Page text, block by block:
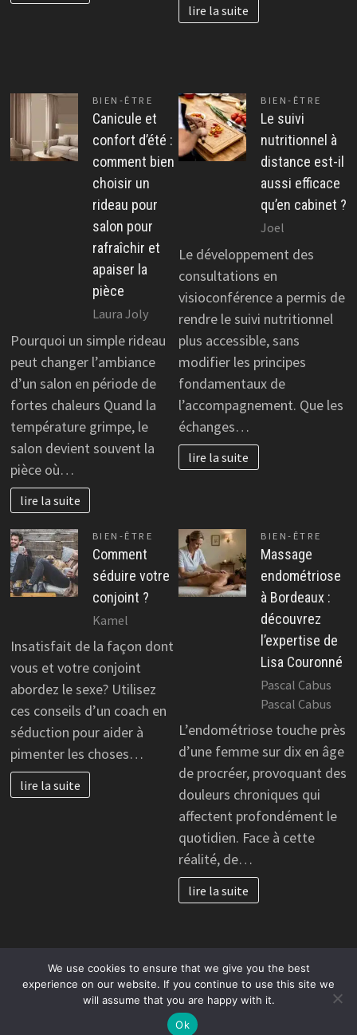
lire la suite
BIEN-ÊTRE
Canicule et
confort d’été :
comment bien
choisir un
rideau pour
salon pour
rafraîchir et
apaiser la
pièce
Laura Joly
Pourquoi un simple rideau
peut changer l’ambiance
d’un salon en période de
fortes chaleurs Quand la
température grimpe, le
salon devient souvent la
pièce où…
lire la suite
BIEN-ÊTRE
Le suivi
nutritionnel à
distance est-il
aussi efficace
qu’en cabinet ?
Joel
Le développement des
consultations en
visioconférence a permis de
rendre le suivi nutritionnel
plus accessible, sans
modifier les principes
fondamentaux de
l’accompagnement. Que les
échanges…
lire la suite
BIEN-ÊTRE
Comment
séduire votre
conjoint ?
Kamel
Insatisfait de la façon dont
vous et votre conjoint
abordez le sexe? Utilisez
ces conseils d’un coach en
séduction pour aider à
pimenter les choses…
lire la suite
BIEN-ÊTRE
Massage
endométriose
à Bordeaux :
découvrez
l’expertise de
Lisa Couronné
Pascal Cabus
Pascal Cabus
L’endométriose touche près
d’une femme sur dix en âge
de procréer, provoquant des
douleurs chroniques qui
affectent profondément le
quotidien. Face à cette
réalité, de…
lire la suite
Copyright © 2026cc-vallée auge située dans le département
du Calvados et la région Normandie. . Alimenté par
WordPress
We use cookies to ensure that we give you the best
experience on our website. If you continue to use this site we
will assume that you are happy with it.
Ok